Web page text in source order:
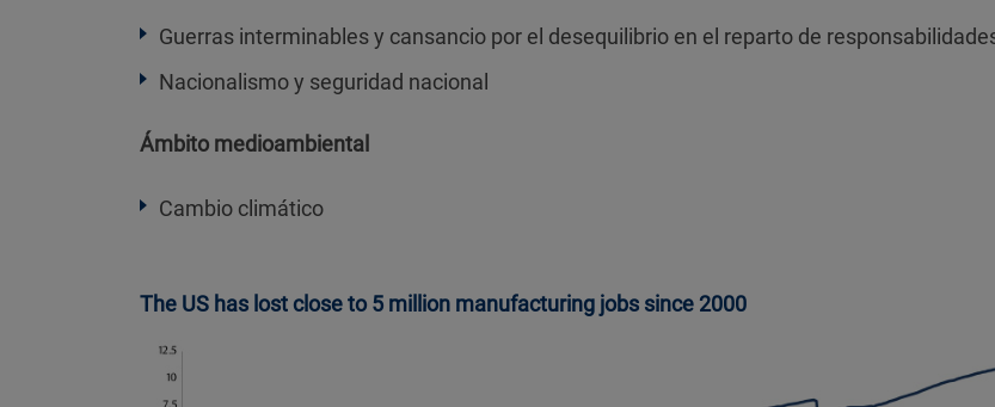
Guerras interminables y cansancio por el desequilibrio en el reparto de
Nacionalismo y seguridad nacional
Ámbito medioambiental
Cambio climático
The US has lost close to 5 million manufacturing jobs since 2000